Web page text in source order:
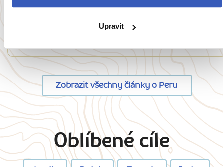
Upravit
7 důvodů, proč se vydat Arequipy: bílé
Zobrazit všechny články o Peru
Oblíbené cíle